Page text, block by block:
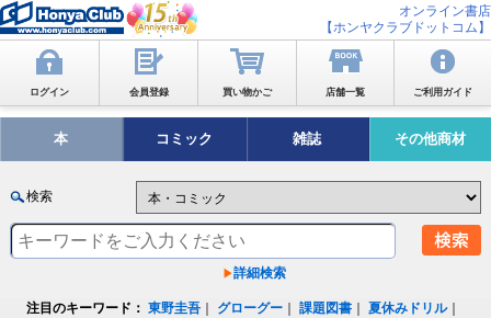
オンライン書店
【ホンヤクラブドットコム】
ログイン 会員登録 買い物かご 店舗一覧 ご利用ガイド
本 コミック 雑誌 その他商材
検索
詳細検索
注目のキーワード： 東野圭吾 グローグー ｜課題図書 ｜夏休みドリル｜